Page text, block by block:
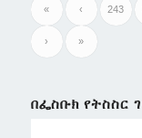
« ‹ 243
› »
በፌስቡክ የትስስር